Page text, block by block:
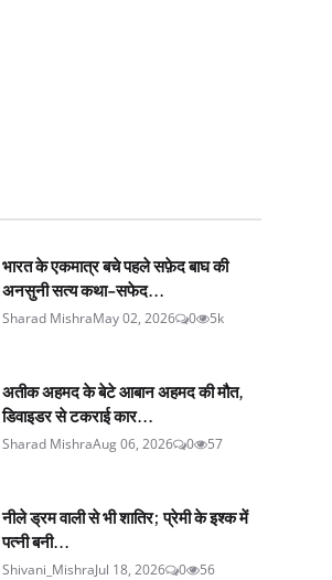
भारत के एकमात्र बचे पहले सफ़ेद बाघ की
अनसुनी सत्य कथा-सफेद...
Sharad MishraMay 02, 2026 0 5k
अतीक अहमद के बेटे आबान अहमद की मौत,
डिवाइडर से टकराई कार...
Sharad MishraAug 06, 2026 0 57
नीले ड्रम वाली से भी शातिर; प्रेमी के इश्‍क में
पत्नी बनी...
Shivani_MishraJul 18, 2026 0 56